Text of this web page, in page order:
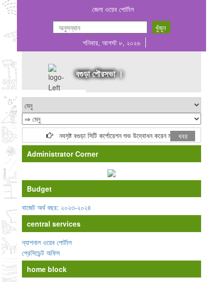
জেলা ওয়েব পোর্টাল
শনিবার, আগস্ট ৮, ২০২৬
বগুড়া পৌরসভা ।
নবসৃষ্ট বগুড়া সিটি কর্পোরেশন শুভ উদ্বোধন করেন মাননীয় প্রধানমন্ত্রী জনাব
খবর
Administrator Corner
Budget
বাজেট অর্থ বছর: ২০২৩-২০২৪
central services
ন্যাশনাল ওয়েব পোর্টাল
প্রেসিডেন্ট অফিস
home block